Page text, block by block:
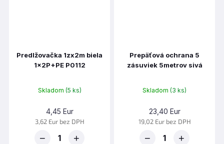
Predlžovačka 1zx2m biela
1x2P+PE P0112
Skladom (5 ks)
4,45 Eur
3,62 Eur bez DPH
− +
Prepäťová ochrana 5
zásuviek 5metrov sivá
Skladom (3 ks)
23,40 Eur
19,02 Eur bez DPH
− +